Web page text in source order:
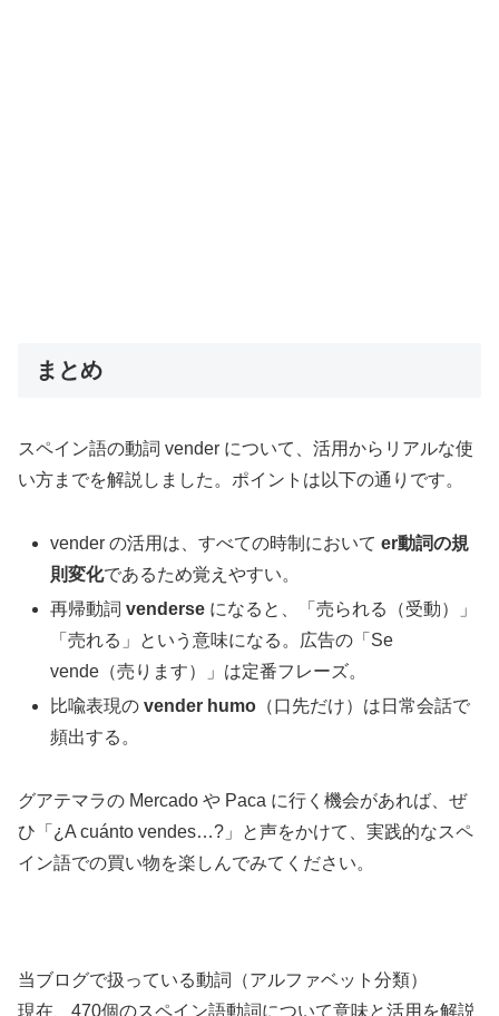
まとめ
スペイン語の動詞 vender について、活用からリアルな使
い方までを解説しました。ポイントは以下の通りです。
vender の活用は、すべての時制において er動詞の規
則変化であるため覚えやすい。
再帰動詞venderse になると、「売られる（受動）」
「売れる」という意味になる。広告の「Se
vende（売ります）」は定番フレーズ。
比喩表現のvender humo （口先だけ）は日常会話で
頻出する。
グアテマラの Mercado や Paca に行く機会があれば、ぜ
ひ「¿A cuánto vendes…?」と声をかけて、実践的なスペ
イン語での買い物を楽しんでみてください。
当ブログで扱っている動詞（アルファベット分類）
現在、470個のスペイン語動詞について意味と活用を解説